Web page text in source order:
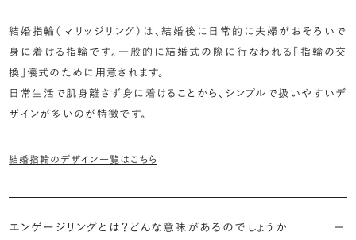
結婚指輪（マリッジリング）は、結婚後に日常的に夫婦がおそろいで
身に着ける指輪です。一般的に結婚式の際に行なわれる「指輪の交
換」儀式のために用意されます。
日常生活で肌身離さず身に着けることから、シンプルで扱いやすいデ
ザインが多いのが特徴です。
結婚指輪のデザイン一覧はこちら
エンゲージリングとは？どんな意味があるのでしょうか